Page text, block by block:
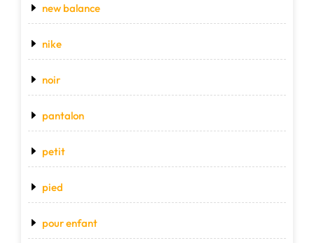
new balance
nike
noir
pantalon
petit
pied
pour enfant